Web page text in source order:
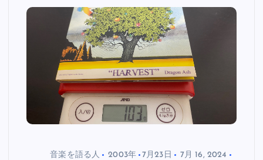
音楽を語る人 2003年 7月23日
7月 16, 2024